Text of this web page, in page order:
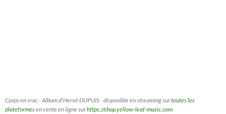
Corps en vrac - Album d'Hervé DUPUIS - disponible en streaming surtoutes les
plateformesen vente en ligne surhttps://shop.yellow-leaf-music.com